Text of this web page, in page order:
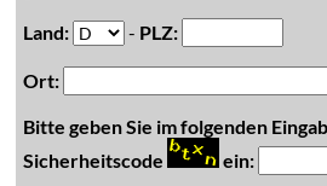
Land:
- PLZ:
Ort:
Bitte geben Sie im folgenden
Sicherheitscode
ein: